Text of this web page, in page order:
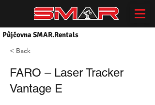
Půjčovna SMAR.Rentals
< Back
FARO – Laser Tracker
Vantage E